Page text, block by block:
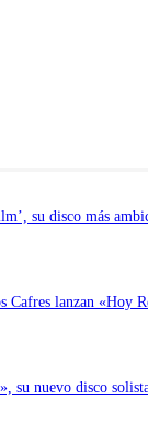
su disco más
lanzan «Hoy
su nuevo disco